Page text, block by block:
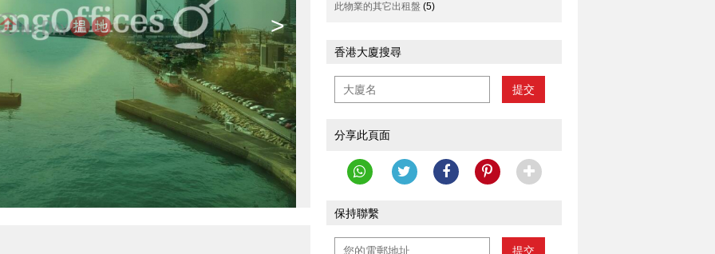
>
此物業的其它出租盤 (5)
香港大廈搜尋
提交
分享此頁面
保持聯繫
提交